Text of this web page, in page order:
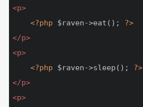
<p>
<?php $raven->eat(); ?>
</p>
<p>
<?php $raven->sleep(); ?>
</p>
<p>